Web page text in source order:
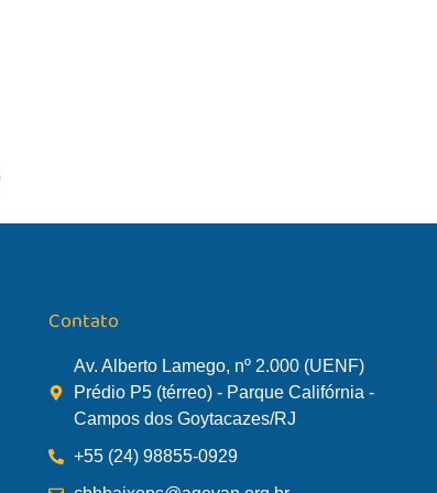
Contato
Av. Alberto Lamego, nº 2.000 (UENF)
Prédio P5 (térreo) - Parque Califórnia -
Campos dos Goytacazes/RJ
+55 (24) 98855-0929